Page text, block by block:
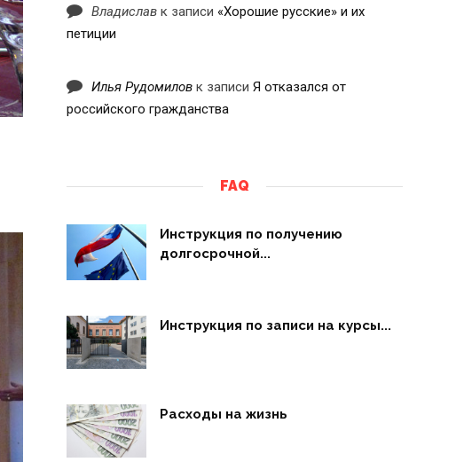
Владиславк записи «Хорошие русские» и их
петиции
Илья Рудомиловк записи Я отказался от
российского гражданства
FAQ
Инструкция по получению
долгосрочной...
Инструкция по записи на курсы...
Расходы на жизнь